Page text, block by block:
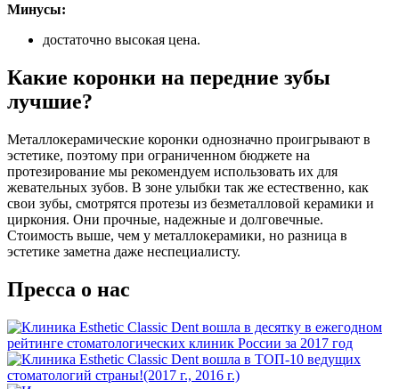
Минусы:
достаточно высокая цена.
Какие коронки на передние зубы
лучшие?
Металлокерамические коронки однозначно проигрывают в
эстетике, поэтому при ограниченном бюджете на
протезирование мы рекомендуем использовать их для
жевательных зубов. В зоне улыбки так же естественно, как
свои зубы, смотрятся протезы из безметалловой керамики и
циркония. Они прочные, надежные и долговечные.
Стоимость выше, чем у металлокерамики, но разница в
эстетике заметна даже неспециалисту.
Пресса о нас